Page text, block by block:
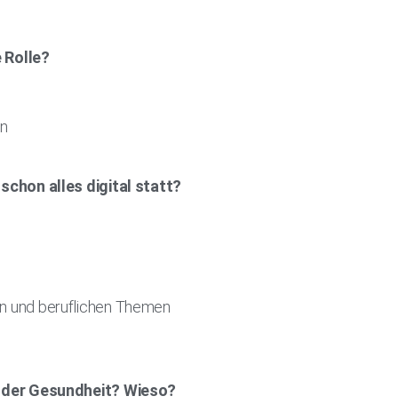
Rolle?
schon alles digital statt?
und beruflichen Themen
Gesundheit? Wieso?